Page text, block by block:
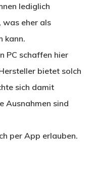
lediglich
was eher als
kann.
PC schaffen hier
bietet solch
sich damit
Ausnahmen sind
per App erlauben.